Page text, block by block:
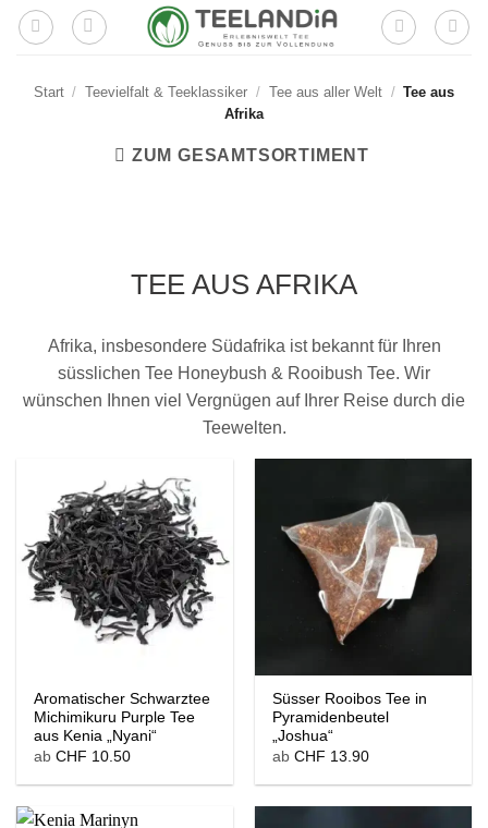
Zum
Inhalt
Start / Teevielfalt & Teeklassiker / Tee aus aller Welt / Tee aus
Afrika
ZUM GESAMTSORTIMENT
TEE AUS AFRIKA
Afrika, insbesondere Südafrika ist bekannt für Ihren
süsslichen Tee Honeybush & Rooibush Tee. Wir
wünschen Ihnen viel Vergnügen auf Ihrer Reise durch die
Teewelten.
Aromatischer Schwarztee
Michimikuru Purple Tee
aus Kenia „Nyani“
abCHF 10.50
Süsser Rooibos Tee in
Pyramidenbeutel
„Joshua“
abCHF 13.90